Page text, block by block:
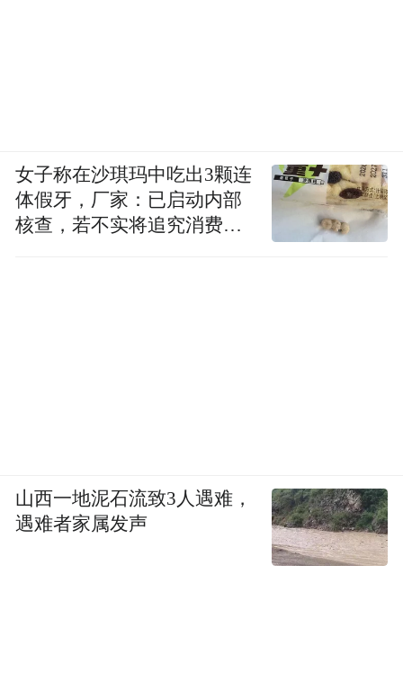
女子称在沙琪玛中吃出3颗连
体假牙，厂家：已启动内部
核查，若不实将追究消费者
山西一地泥石流致3人遇难，
遇难者家属发声